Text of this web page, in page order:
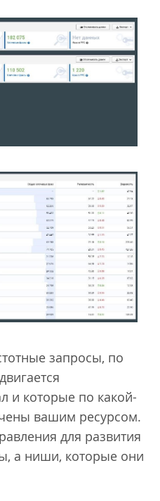
запросы, по
и которые по какой-
вашим ресурсом.
для развития
а ниши, которые они